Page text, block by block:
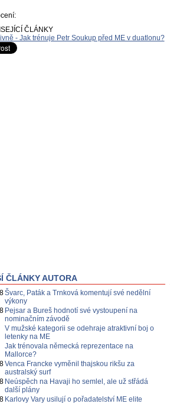
ČLÁNKY
- Jak trénuje Petr Soukup před ME v duatlonu?
ČLÁNKY AUTORA
Švarc, Paták a Trnková komentují své nedělní
výkony
Pejsar a Bureš hodnotí své vystoupení na
nominačním závodě
V mužské kategorii se odehraje atraktivní boj o
letenky na ME
Jak trénovala německá reprezentace na
Mallorce?
Venca Francke vyměnil thajskou rikšu za
australský surf
Neúspěch na Havaji ho semlel, ale už střádá
další plány
Karlovy Vary usilují o pořadatelství ME elite